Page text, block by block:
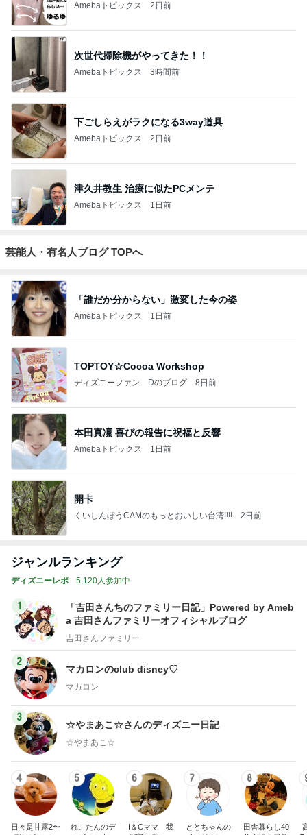
Amebaトピックス 2日前
次世代掃除機がやってきた！！
Amebaトピックス 3時間前
下ごしらえがラクになる3way道具
Amebaトピックス 2日前
津久井教生 治療に似たPCメンテ
Amebaトピックス 1日前
芸能人・有名人ブログ TOPへ
「誰だか分からない」激変した今の姿
Amebaトピックス 1日前
TOPTOY☆Cocoa Workshop
ディズニーファン Dのブログ 8日前
本田真凜 喜びの報告に祝福と反響
Amebaトピックス 1日前
開卡
くいしんぼうCAMのもっとおいしい台湾!!!! 2日前
ジャンルランキング
ディズニーレポ 5,120人参加中
1
「吉田さんちのファミリー日記」Powered by Ameb
a 吉田さんファミリーオフィシャルブログ
吉田さんファミリー
2
マカロンのclub disney♡
マカロン
3
☆やまあこ☆さんのディズニー日記
☆やまあこ☆
4
日々是甘露2〜
5
れこたんのデ
6
I＆Cママ 我
7
ととちゃんの
8
田舎暮らし40